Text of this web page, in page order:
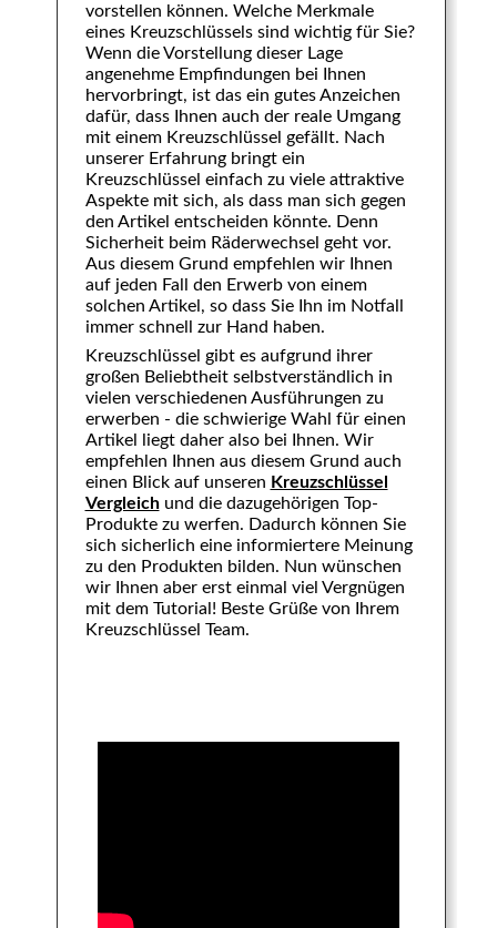
vorstellen können. Welche Merkmale
eines Kreuzschlüssels sind wichtig für Sie?
Wenn die Vorstellung dieser Lage
angenehme Empfindungen bei Ihnen
hervorbringt, ist das ein gutes Anzeichen
dafür, dass Ihnen auch der reale Umgang
mit einem Kreuzschlüssel gefällt. Nach
unserer Erfahrung bringt ein
Kreuzschlüssel einfach zu viele attraktive
Aspekte mit sich, als dass man sich gegen
den Artikel entscheiden könnte. Denn
Sicherheit beim Räderwechsel geht vor.
Aus diesem Grund empfehlen wir Ihnen
auf jeden Fall den Erwerb von einem
solchen Artikel, so dass Sie Ihn im Notfall
immer schnell zur Hand haben.
Kreuzschlüssel gibt es aufgrund ihrer
großen Beliebtheit selbstverständlich in
vielen verschiedenen Ausführungen zu
erwerben - die schwierige Wahl für einen
Artikel liegt daher also bei Ihnen. Wir
empfehlen Ihnen aus diesem Grund auch
einen Blick auf unseren Kreuzschlüssel
Vergleichund die dazugehörigen Top-
Produkte zu werfen. Dadurch können Sie
sich sicherlich eine informiertere Meinung
zu den Produkten bilden. Nun wünschen
wir Ihnen aber erst einmal viel Vergnügen
mit dem Tutorial! Beste Grüße von Ihrem
Kreuzschlüssel Team.